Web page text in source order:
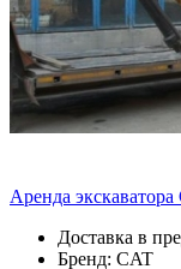
Аренда
Доставка в
Бренд: CAT